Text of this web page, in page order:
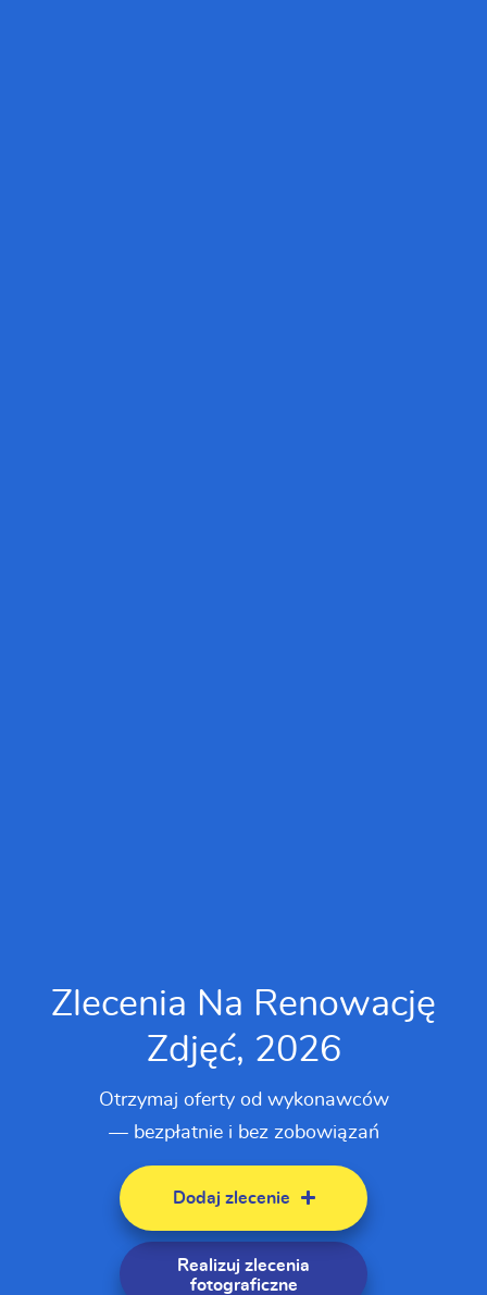
Zlecenia Na Renowację
Zdjęć, 2026
Otrzymaj oferty od wykonawców
— bezpłatnie i bez zobowiązań
Dodaj zlecenie
Realizuj zlecenia
fotograficzne